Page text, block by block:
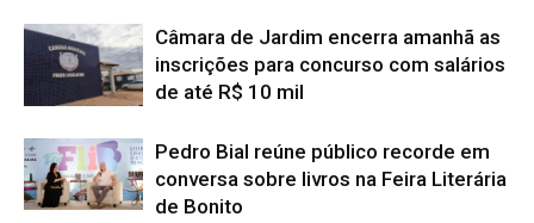
Câmara de Jardim encerra amanhã as
inscrições para concurso com salários
de até R$ 10 mil
Pedro Bial reúne público recorde em
conversa sobre livros na Feira Literária
de Bonito